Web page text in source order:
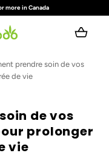
more in Canada
prendre soin de vos
de vie
de vos
prolonger
vie